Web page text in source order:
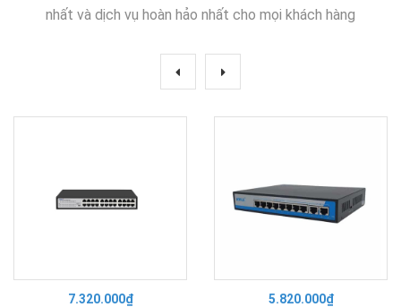
nhất và dịch vụ hoàn hảo nhất cho mọi khách hàng
7.320.000₫
5.820.000₫